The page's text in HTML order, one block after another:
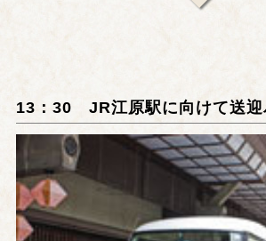
13：30 JR江原駅に向けて送迎